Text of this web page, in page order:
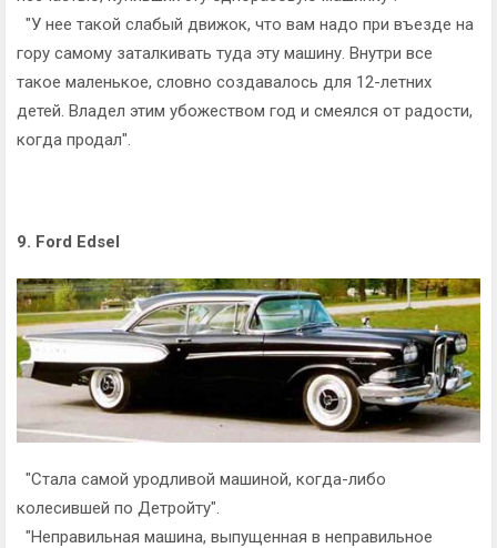
"У нее такой слабый движок, что вам надо при въезде на
гору самому заталкивать туда эту машину. Внутри все
такое маленькое, словно создавалось для 12-летних
детей. Владел этим убожеством год и смеялся от радости,
когда продал".
9. Ford Edsel
"Стала самой уродливой машиной, когда-либо
колесившей по Детройту".
"Неправильная машина, выпущенная в неправильное